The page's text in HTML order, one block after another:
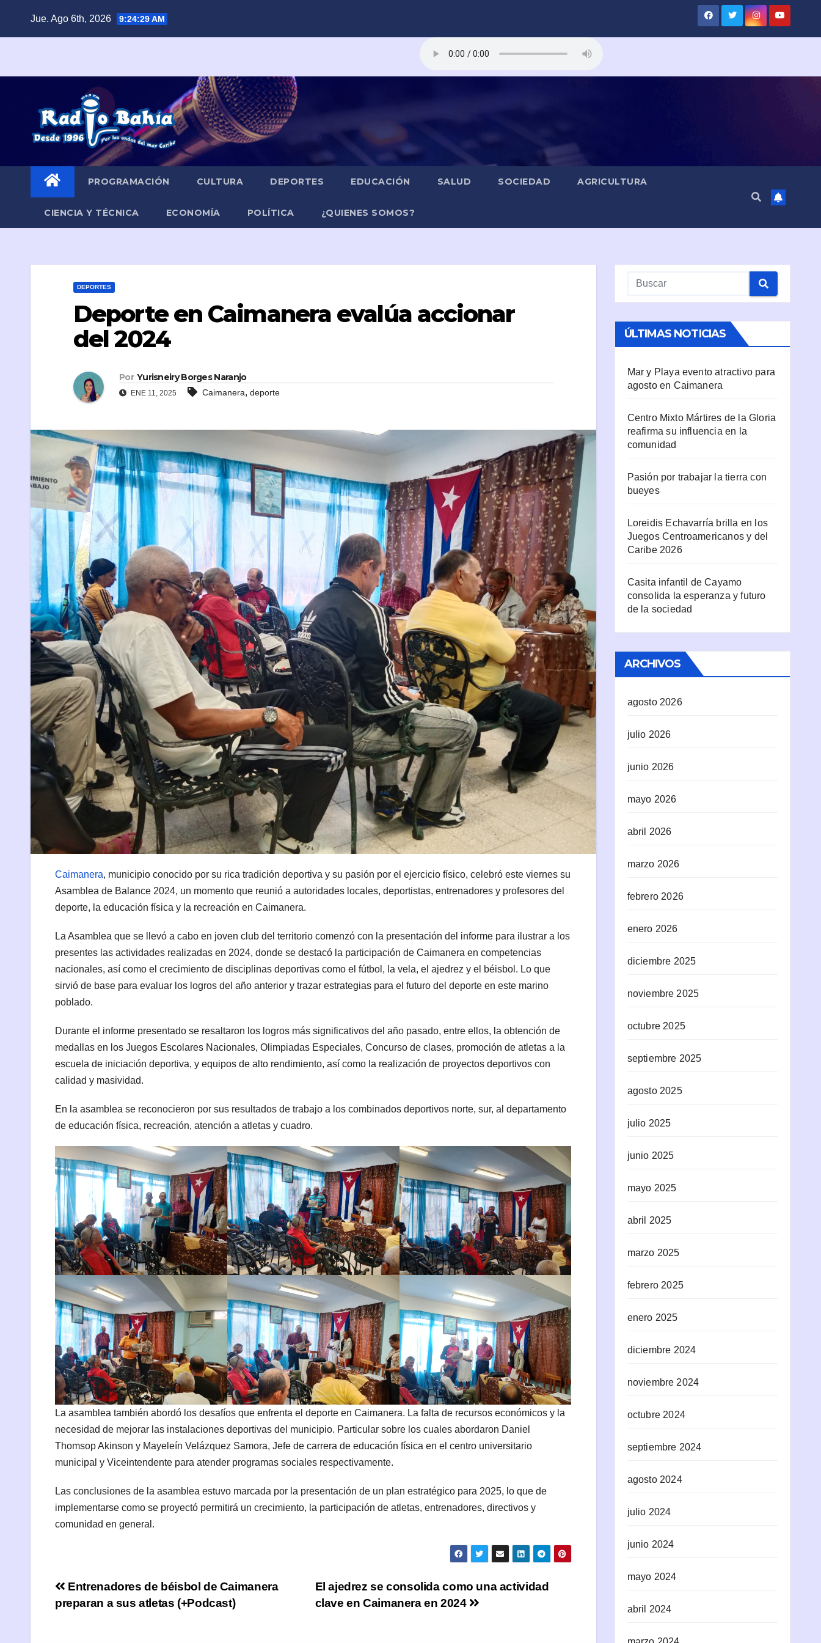
Jue. Ago 6th, 2026 9:24:30 AM
PROGRAMACIÓN CULTURA DEPORTES EDUCACIÓN SALUD SOCIEDAD AGRICULTURA
CIENCIA Y TÉCNICA ECONOMÍA POLÍTICA ¿QUIENES SOMOS?
DEPORTES
Deporte en Caimanera evalúa accionar
del 2024
Por Yurisneiry Borges Naranjo
ENE 11, 2025 Caimanera, deporte
Caimanera, municipio conocido por su rica tradición deportiva y su pasión por el ejercicio físico, celebró este viernes su
Asamblea de Balance 2024, un momento que reunió a autoridades locales, deportistas, entrenadores y profesores del
deporte, la educación física y la recreación en Caimanera.
La Asamblea que se llevó a cabo en joven club del territorio comenzó con la presentación del informe para ilustrar a los
presentes las actividades realizadas en 2024, donde se destacó la participación de Caimanera en competencias
nacionales, así como el crecimiento de disciplinas deportivas como el fútbol, la vela, el ajedrez y el béisbol. Lo que
sirvió de base para evaluar los logros del año anterior y trazar estrategias para el futuro del deporte en este marino
poblado.
Durante el informe presentado se resaltaron los logros más significativos del año pasado, entre ellos, la obtención de
medallas en los Juegos Escolares Nacionales, Olimpiadas Especiales, Concurso de clases, promoción de atletas a la
escuela de iniciación deportiva, y equipos de alto rendimiento, así como la realización de proyectos deportivos con
calidad y masividad.
En la asamblea se reconocieron por sus resultados de trabajo a los combinados deportivos norte, sur, al departamento
de educación física, recreación, atención a atletas y cuadro.
La asamblea también abordó los desafíos que enfrenta el deporte en Caimanera. La falta de recursos económicos y la
necesidad de mejorar las instalaciones deportivas del municipio. Particular sobre los cuales abordaron Daniel
Thomsop Akinson y Mayeleín Velázquez Samora, Jefe de carrera de educación física en el centro universitario
municipal y Viceintendente para atender programas sociales respectivamente.
Las conclusiones de la asamblea estuvo marcada por la presentación de un plan estratégico para 2025, lo que de
implementarse como se proyectó permitirá un crecimiento, la participación de atletas, entrenadores, directivos y
comunidad en general.
Navegación
de
El ajedrez se consolida como una actividad
clave en Caimanera en 2024
Entrenadores de béisbol de Caimanera
preparan a sus atletas (+Podcast)
ÚLTIMAS NOTICIAS
Mar y Playa evento atractivo para
agosto en Caimanera
Centro Mixto Mártires de la Gloria
reafirma su influencia en la
comunidad
Pasión por trabajar la tierra con
bueyes
Loreidis Echavarría brilla en los
Juegos Centroamericanos y del
Caribe 2026
Casita infantil de Cayamo
consolida la esperanza y futuro
de la sociedad
ARCHIVOS
agosto 2026
julio 2026
junio 2026
mayo 2026
abril 2026
marzo 2026
febrero 2026
enero 2026
diciembre 2025
noviembre 2025
octubre 2025
septiembre 2025
agosto 2025
julio 2025
junio 2025
mayo 2025
abril 2025
marzo 2025
febrero 2025
enero 2025
diciembre 2024
noviembre 2024
octubre 2024
septiembre 2024
agosto 2024
julio 2024
junio 2024
mayo 2024
abril 2024